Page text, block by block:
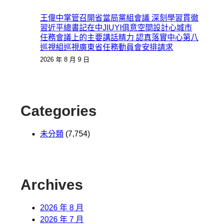
王偉中掌管召開省當局黨組會議 深刻學習貫徹
習近平總書記在中JIUYI俱意空間設計心城市
任務會議上的主要講話精力 認真落實中心第八
巡視組巡視廣東省任務動員會安排請求
2026 年 8 月 9 日
Categories
未分類 (7,754)
Archives
2026 年 8 月
2026 年 7 月